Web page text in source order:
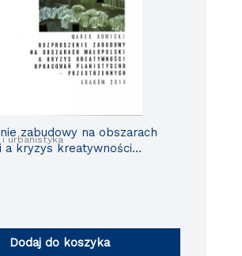
urbanistyka
zabudowy na obszarach
a kryzys kreatywności
Dodaj do koszyka